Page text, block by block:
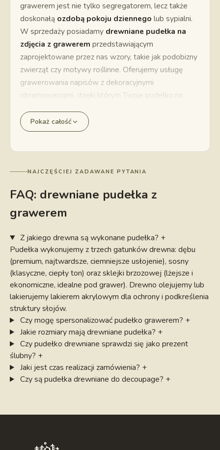
grawerem jest nie tylko segregatorem, lecz także
doskonałą ozdobą pokoju dziennego lub sypialni.
W sprzedaży posiadamy drewniane pudełka na
zdjęcia z grawerem przedstawiającym
zaprojektowane przez nas wzory, takie jak podobizny
zwierząt czy motywy roślinne. Oferujemy usługę
grawerowania napisów z dekoracyjnymi
obramowaniami, dzięki którym Twoje pudełko na
z
konfiguratora, możesz wgrać własny wzór do
wygrawerowania – na przykład logo firmy lub
Na zdjęcia ze ślubu lub wycieczek polecamy proste
wymiarach – możesz skorzystać u nas zusługi
wywoływania zdjęć
pudełka. Niektóre produkty posiadają więcej opcji
kolorystycznych, dlatego warto zapoznać się z
opisami różnych pudełek przed podjęciem decyzji.
Pudełko drewniane z grawerem pomieści nie tylko
setki odbitek – dostępne są również modele, w
których bezpiecznie przechowaszpendrive z
cyfrowymi zdjęciami
drewniane na album– dla miłośników tradycyjnych
rozwiązań.
Wybierz kolor malowania pudełka z drewna!
Zamówione przez Ciebie pudełko drewniane nie musi
wyglądać tak, jak na zdjęciu poglądowym –
bejc. Barwy drewna nawiązują do różnych gatunków
przykład
Pokaż całość
NAJCZĘŚCIEJ ZADAWANE PYTANIA
FAQ: drewniane pudełka z
grawerem
Z jakiego drewna są wykonane pudełka? +
Pudełka wykonujemy z trzech gatunków drewna: dębu
(premium, najtwardsze, ciemniejsze usłojenie), sosny
(klasyczne, ciepły ton) oraz sklejki brzozowej (lżejsze i
ekonomiczne, idealne pod grawer). Drewno olejujemy lub
lakierujemy lakierem akrylowym dla ochrony i podkreślenia
struktury słojów.
Czy mogę spersonalizować pudełko grawerem? +
Jakie rozmiary mają drewniane pudełka? +
Czy pudełko drewniane sprawdzi się jako prezent
ślubny? +
Jaki jest czas realizacji zamówienia? +
Czy są pudełka drewniane do decoupage? +